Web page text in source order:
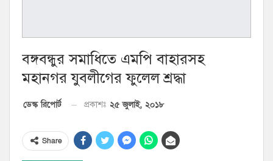
বঙ্গবন্ধুর সমাধিতে এমপি বাহারসহ
মহানগর যুবলীগের ফুলেল শ্রদ্ধা
ডেস্ক রিপোর্ট প্রকাশঃ ২৫ জুলাই, ২০১৮
Share